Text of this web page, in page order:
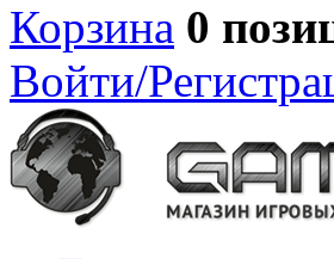
Корзина 0
Войти/